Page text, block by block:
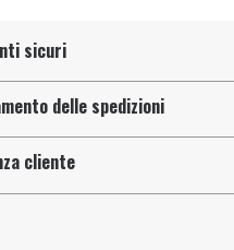
sicuri
delle spedizioni
cliente
fino al 55% disponibile oggi!